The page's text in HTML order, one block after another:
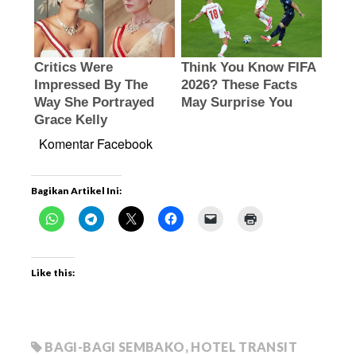
Komentar Facebook
Bagikan Artikel Ini:
Like this:
BAGI-BAGI SEMBAKO, HOTEL TRANSIT